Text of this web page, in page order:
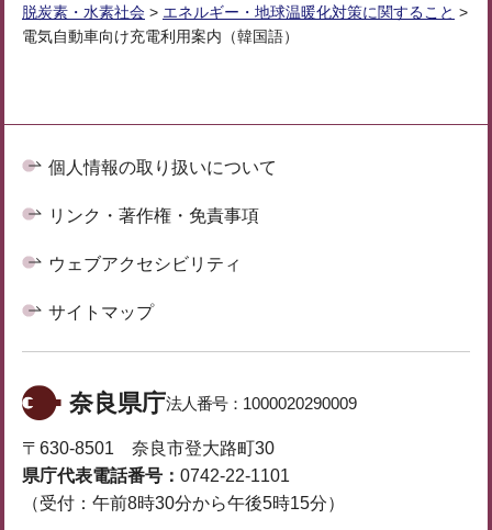
脱炭素・水素社会 > エネルギー・地球温暖化対策に関すること >
電気自動車向け充電利用案内（韓国語）
個人情報の取り扱いについて
リンク・著作権・免責事項
ウェブアクセシビリティ
サイトマップ
奈良県庁法人番号： 1000020290009
〒630-8501 奈良市登大路町30
県庁代表電話番号： 0742-22-1101
（受付：午前8時30分から午後5時15分）